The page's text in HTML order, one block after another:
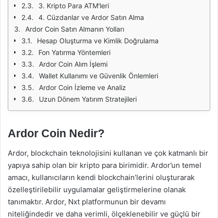
3. Kripto Para ATM'leri
4. Cüzdanlar ve Ardor Satın Alma
Ardor Coin Satın Almanın Yolları
Hesap Oluşturma ve Kimlik Doğrulama
Fon Yatırma Yöntemleri
Ardor Coin Alım İşlemi
Wallet Kullanımı ve Güvenlik Önlemleri
Ardor Coin İzleme ve Analiz
Uzun Dönem Yatırım Stratejileri
Ardor Coin Nedir?
Ardor, blockchain teknolojisini kullanan ve çok katmanlı bir
yapıya sahip olan bir kripto para birimidir. Ardor’un temel
amacı, kullanıcıların kendi blockchain’lerini oluşturarak
özelleştirilebilir uygulamalar geliştirmelerine olanak
tanımaktır. Ardor, Nxt platformunun bir devamı
niteliğindedir ve daha verimli, ölçeklenebilir ve güçlü bir